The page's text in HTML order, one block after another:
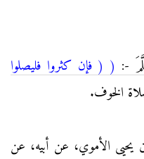
-:
( ( فإن كثروا فليصلوا
الخوف.
الأموي، عن أبيه، عن